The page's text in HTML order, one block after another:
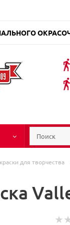
для творчества